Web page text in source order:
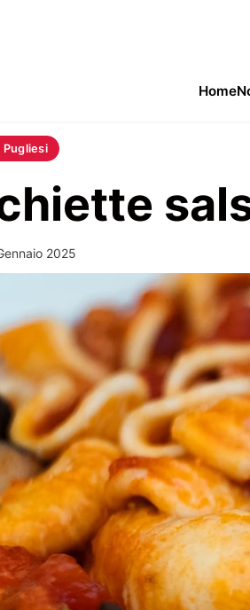
Home
Pugliesi
2025